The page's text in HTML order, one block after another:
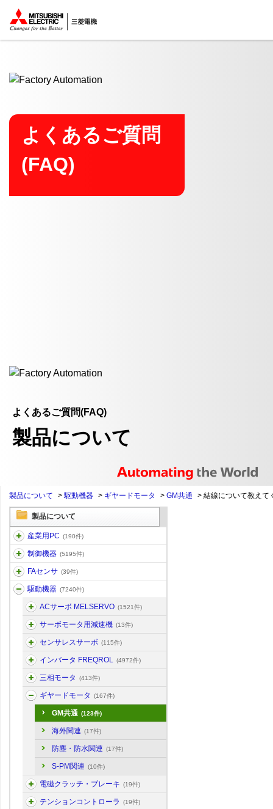
ここから本文
よくあるご質問
(FAQ)
よくあるご質問(FAQ)
製品について
製品について >駆動機器 > ギヤードモータ > GM共通 > 結線について教えて
製品について
産業用PC (190件)
制御機器 (5195件)
FAセンサ (39件)
駆動機器 (7240件)
ACサーボ MELSERVO (1521件)
サーボモータ用減速機 (13件)
センサレスサーボ (115件)
インバータ FREQROL (4972件)
三相モータ (413件)
ギヤードモータ (167件)
GM共通 (123件)
海外関連 (17件)
防塵・防水関連 (17件)
S-PM関連 (10件)
電磁クラッチ・ブレーキ (19件)
テンションコントローラ (19件)